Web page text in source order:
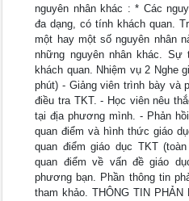
nguyên nhân khác : * Các
đa dạng, có tính khách quan.
một hay một số nguyên nhân
những nguyên nhân khác.
khách quan. Nhiệm vụ 2 Nghe
phút) - Giảng viên trình bày
điều tra TKT. - Học viên nêu
tại địa phương mình. - Phản
quan điểm và hình thức giáo
quan điểm giáo dục TKT
quan điểm về vấn đề giáo
phương bạn. Phần thông tin
tham khảo. THÔNG TIN